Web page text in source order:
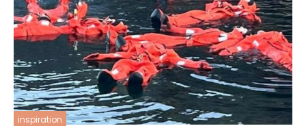
inspiration